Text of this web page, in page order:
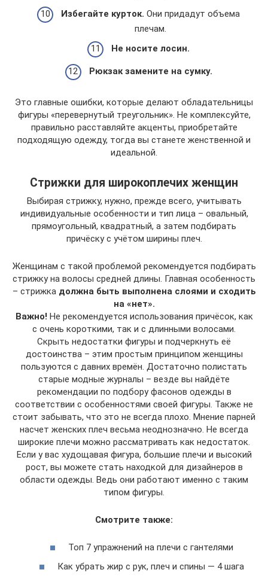
Избегайте курток. Они придадут объема
плечам.
Не носите лосин.
Рюкзак замените на сумку.
Это главные ошибки, которые делают обладательницы
фигуры «перевернутый треугольник». Не комплексуйте,
правильно расставляйте акценты, приобретайте
подходящую одежду, тогда вы станете женственной и
идеальной.
Стрижки для широкоплечих женщин
Выбирая стрижку, нужно, прежде всего, учитывать
индивидуальные особенности и тип лица – овальный,
прямоугольный, квадратный, а затем подбирать
причёску с учётом ширины плеч.
Женщинам с такой проблемой рекомендуется подбирать
стрижку на волосы средней длины. Главная особенность
– стрижка должна быть выполнена слоями и сходить
на «нет».
Важно! Не рекомендуется использования причёсок, как
с очень короткими, так и с длинными волосами.
Скрыть недостатки фигуры и подчеркнуть её
достоинства – этим простым принципом женщины
пользуются с давних времён. Достаточно полистать
старые модные журналы – везде вы найдёте
рекомендации по подбору фасонов одежды в
соответствии с особенностями своей фигуры. Также не
стоит забывать, что это не всегда плохо. Мнение парней
насчет женских плеч весьма неоднозначно. Не всегда
широкие плечи можно рассматривать как недостаток.
Если у вас худощавая фигура, большие плечи и высокий
рост, вы можете стать находкой для дизайнеров в
области одежды. Ведь они работают именно с таким
типом фигуры.
Смотрите также:
Топ 7 упражнений на плечи с гантелями
Как убрать жир с рук, плеч и спины — 4 шага